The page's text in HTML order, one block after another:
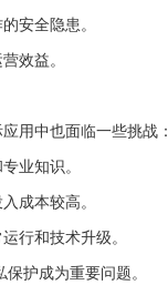
安全隐患。
效益。
用中也面临一些挑战：
业知识。
成本较高。
行和技术升级。
护成为重要问题。